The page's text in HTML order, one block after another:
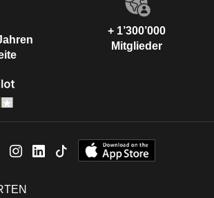
+ 1’300’000
Mitglieder